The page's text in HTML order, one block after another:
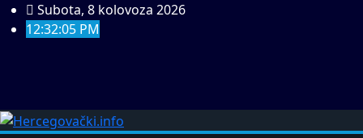
Skip
to
Subota, 8 kolovoza 2026
12:32:06 PM